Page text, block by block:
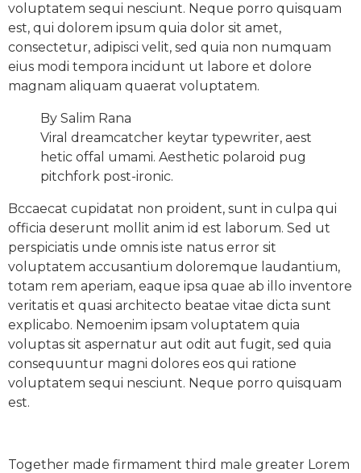
voluptatem sequi nesciunt. Neque porro quisquam
est, qui dolorem ipsum quia dolor sit amet,
consectetur, adipisci velit, sed quia non numquam
eius modi tempora incidunt ut labore et dolore
magnam aliquam quaerat voluptatem.
By Salim Rana
Viral dreamcatcher keytar typewriter, aest
hetic offal umami. Aesthetic polaroid pug
pitchfork post-ironic.
Bccaecat cupidatat non proident, sunt in culpa qui
officia deserunt mollit anim id est laborum. Sed ut
perspiciatis unde omnis iste natus error sit
voluptatem accusantium doloremque laudantium,
totam rem aperiam, eaque ipsa quae ab illo inventore
veritatis et quasi architecto beatae vitae dicta sunt
explicabo. Nemoenim ipsam voluptatem quia
voluptas sit aspernatur aut odit aut fugit, sed quia
consequuntur magni dolores eos qui ratione
voluptatem sequi nesciunt. Neque porro quisquam
est.
Together made firmament third male greater Lorem